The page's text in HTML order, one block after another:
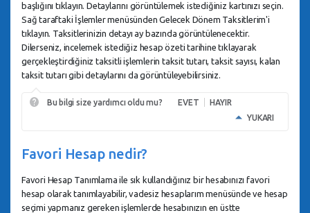
başlığını tıklayın. Detaylarını görüntülemek istediğiniz kartınızı seçin.
Sağ taraftaki İşlemler menüsünden Gelecek Dönem Taksitlerim'i
tıklayın. Taksitlerinizin detayı ay bazında görüntülenecektir.
Dilerseniz, incelemek istediğiz hesap özeti tarihine tıklayarak
gerçekleştirdiğiniz taksitli işlemlerin taksit tutarı, taksit sayısı, kalan
taksit tutarı gibi detaylarını da görüntüleyebilirsiniz.
Bu bilgi size yardımcı oldu mu? EVET
HAYIR
YUKARI
Favori Hesap nedir?
Favori Hesap Tanımlama ile sık kullandığınız bir hesabınızı favori
hesap olarak tanımlayabilir, vadesiz hesaplarım menüsünde ve hesap
seçimi yapmanız gereken işlemlerde hesabınızın en üstte